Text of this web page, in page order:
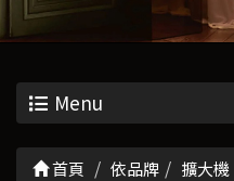
Menu
首頁 依品牌 擴大機